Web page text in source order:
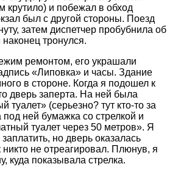
крутило) и побежал в обход
был с другой стороны. Поезд
затем диспетчер пробубнила об
тронулся.
ремонтом, его украшали
«Липовка» и часы. Здание
в стороне. Когда я подошел к
дверь заперта. На ней была
туалет» (серьезно? тут кто-то за
под ней бумажка со стрелкой и
туалет через 50 метров». Я
но дверь оказалась
никто не отреагировал. Плюнув, я
куда показывала стрелка.